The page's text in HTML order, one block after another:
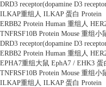
DRD3 receptor(dopamine D3
ILKAP重组人 ILKAP 蛋白 Protein
ERBB2 Protein Human 重组人
TNFRSF10B Protein Mouse 重组小
DRD3 receptor(dopamine D3
ERBB2 Protein Human 重组人
EPHA7重组大鼠 EphA7 / EHK3 蛋
TNFRSF10B Protein Mouse 重组小
ILKAP重组人 ILKAP 蛋白 Protein